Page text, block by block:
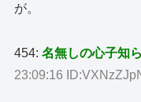
が。
454:名無しの心子知
23:09:16